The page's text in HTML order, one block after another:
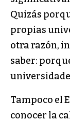
Quizás
propias
otra razón,
saber:
Tampoco el
conocer la